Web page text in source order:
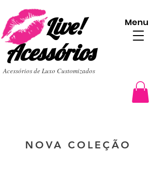
Live!
Acessórios
Acessórios de Luxo Customizados
NOVA COLEÇÃO
Menu